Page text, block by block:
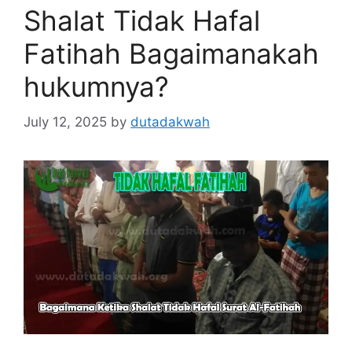
Shalat Tidak Hafal
Fatihah Bagaimanakah
hukumnya?
July 12, 2025 by dutadakwah